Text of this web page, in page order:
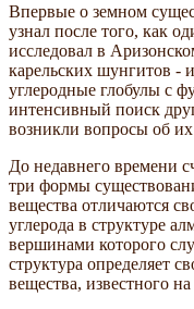
Впервые о земном
узнал после того, как
исследовал в
карельских шунгитов -
углеродные глобулы с
интенсивный поиск
возникли вопросы об
До недавнего времени
три формы
вещества отличаются
углерода в структуре
вершинами которого
структура определяет
вещества, известного